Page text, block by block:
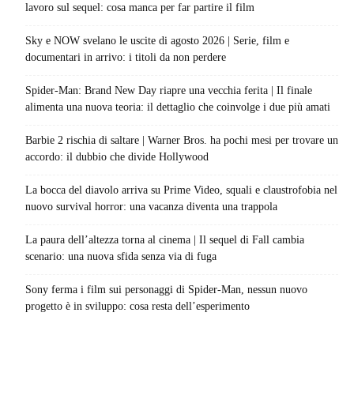
lavoro sul sequel: cosa manca per far partire il film
Sky e NOW svelano le uscite di agosto 2026 | Serie, film e
documentari in arrivo: i titoli da non perdere
Spider-Man: Brand New Day riapre una vecchia ferita | Il finale
alimenta una nuova teoria: il dettaglio che coinvolge i due più amati
Barbie 2 rischia di saltare | Warner Bros. ha pochi mesi per trovare un
accordo: il dubbio che divide Hollywood
La bocca del diavolo arriva su Prime Video, squali e claustrofobia nel
nuovo survival horror: una vacanza diventa una trappola
La paura dell’altezza torna al cinema | Il sequel di Fall cambia
scenario: una nuova sfida senza via di fuga
Sony ferma i film sui personaggi di Spider-Man, nessun nuovo
progetto è in sviluppo: cosa resta dell’esperimento